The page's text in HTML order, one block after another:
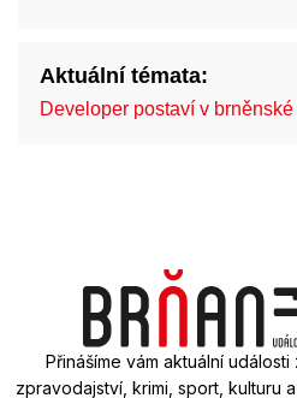
Aktuální témata:
Developer postaví v
Přinášíme vám aktuální
zpravodajství, krimi, sport, kulturu